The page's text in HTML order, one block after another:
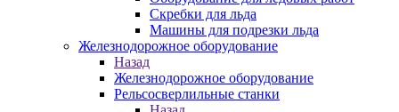
Скребки для льда
Машины для подрезки льда
Железнодорожное оборудование
Назад
Железнодорожное оборудование
Рельсосверлильные станки